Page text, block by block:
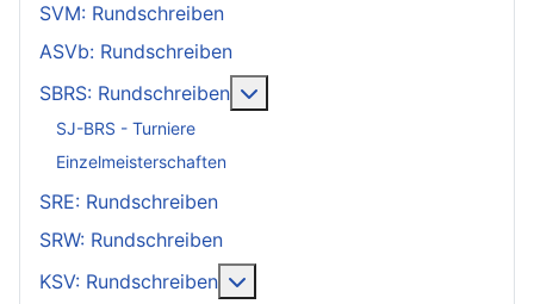
SVM: Rundschreiben
ASVb: Rundschreiben
SBRS: Rundschreiben
SJ-BRS - Turniere
Einzelmeisterschaften
SRE: Rundschreiben
SRW: Rundschreiben
KSV: Rundschreiben